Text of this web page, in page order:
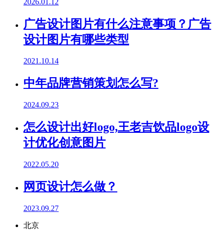
广告设计图片有什么注意事项？广告
设计图片有哪些类型
2021.10.14
中年品牌营销策划怎么写?
2024.09.23
怎么设计出好logo,王老吉饮品logo设
计优化创意图片
2022.05.20
网页设计怎么做？
2023.09.27
北京